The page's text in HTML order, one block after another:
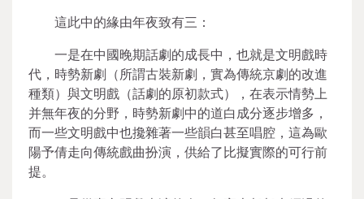
這此中的緣由年夜致有三：
一是在中國晚期話劇的成長中，也就是文明戲時
代，時勢新劇（所謂古裝新劇，實為傳統京劇的改進
種類）與文明戲（話劇的原初款式），在表示情勢上
并無年夜的分野，時勢新劇中的道白成分逐步增多，
而一些文明戲中也攙雜著一些韻白甚至唱腔，這為歐
陽予倩走向傳統戲曲扮演，供給了比擬實際的可行前
提。